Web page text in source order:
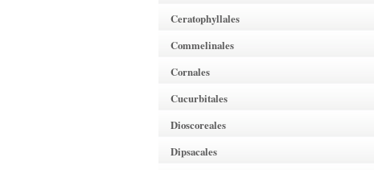
Ceratophyllales
Commelinales
Cornales
Cucurbitales
Dioscoreales
Dipsacales